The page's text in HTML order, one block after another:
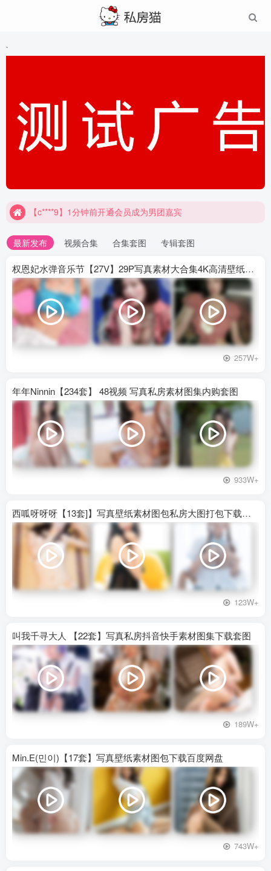
`
【c****9】1分钟前开通会员成为男团嘉宾
最新发布 视频合集 合集套图 专辑套图
权恩妃水弹音乐节【27V】29P写真素材大合集4K高清壁纸照片素材
257W+
年年Ninnin【234套】 48视频 写真私房素材图集内购套图
933W+
西呱呀呀呀【13套]】写真壁纸素材图包私房大图打包下载百度网盘
123W+
叫我千寻大人 【22套】写真私房抖音快手素材图集下载套图
189W+
Min.E(민이)【17套】写真壁纸素材图包下载百度网盘
743W+